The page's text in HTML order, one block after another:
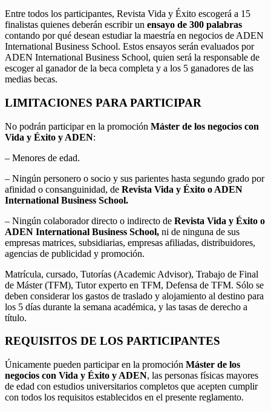
Entre todos los participantes, Revista Vida y Éxito escogerá a 15
finalistas quienes deberán escribir un ensayo de 300 palabras
contando por qué desean estudiar la maestría en negocios de ADEN
International Business School. Estos ensayos serán evaluados por
ADEN International Business School, quien será la responsable de
escoger al ganador de la beca completa y a los 5 ganadores de las
medias becas.
LIMITACIONES PARA PARTICIPAR
No podrán participar en la promoción Máster de los negocios con
Vida y Éxito y ADEN:
– Menores de edad.
– Ningún personero o socio y sus parientes hasta segundo grado por
afinidad o consanguinidad, de Revista Vida y Éxito o ADEN
International Business School.
– Ningún colaborador directo o indirecto de Revista Vida y Éxito o
ADEN International Business School, ni de ninguna de sus
empresas matrices, subsidiarias, empresas afiliadas, distribuidores,
agencias de publicidad y promoción.
Matrícula, cursado, Tutorías (Academic Advisor), Trabajo de Final
de Máster (TFM), Tutor experto en TFM, Defensa de TFM. Sólo se
deben considerar los gastos de traslado y alojamiento al destino para
los 5 días durante la semana académica, y las tasas de derecho a
título.
REQUISITOS DE LOS PARTICIPANTES
Únicamente pueden participar en la promoción Máster de los
negocios con Vida y Éxito y ADEN, las personas físicas mayores
de edad con estudios universitarios completos que acepten cumplir
con todos los requisitos establecidos en el presente reglamento.